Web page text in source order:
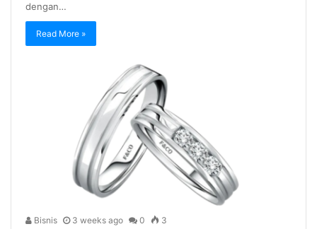
dengan…
Read More »
Bisnis 3 weeks ago 0 3